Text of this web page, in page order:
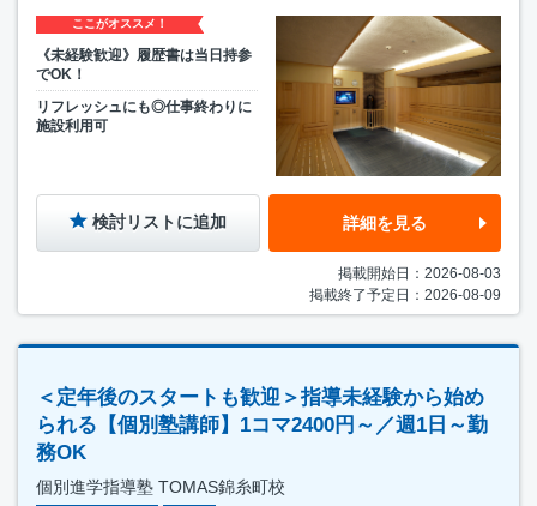
ここがオススメ！
《未経験歓迎》履歴書は当日持参
でOK！
リフレッシュにも◎仕事終わりに
施設利用可
検討リストに追加 詳細を見る
掲載開始日：2026-08-03
掲載終了予定日：2026-08-09
＜定年後のスタートも歓迎＞指導未経験から始め
られる【個別塾講師】1コマ2400円～／週1日～勤
務OK
個別進学指導塾 TOMAS錦糸町校